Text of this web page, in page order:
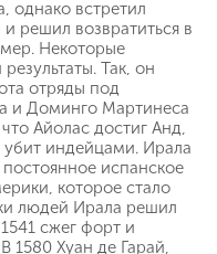
однако встретил
решил возвратиться в
Некоторые
Так, он
отряды под
и Доминго Мартинеса
Айолас достиг Анд,
индейцами. Ирала
испанское
которое стало
людей Ирала решил
сжег форт и
1580 Хуан де Гарай,